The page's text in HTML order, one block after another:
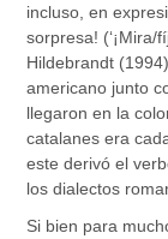
incluso, en
sorpresa! (‘¡Mira/
Hildebrandt
americano junto
llegaron en la
catalanes era
este derivó el
los dialectos
Si bien para